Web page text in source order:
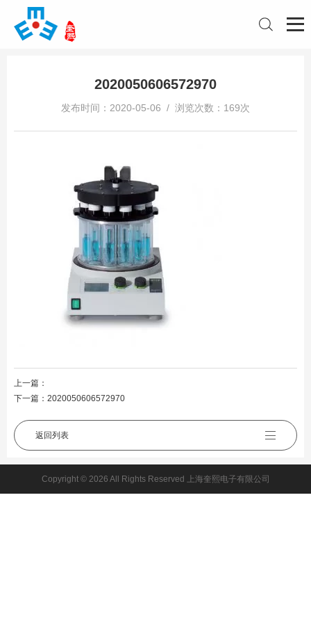
2020050606572970
发布时间：2020-05-06 / 浏览次数：169次
上一篇：
下一篇： 2020050606572970
返回列表
Copyright © 2026 All Rights Reserved 上海奎熙电子有限公司